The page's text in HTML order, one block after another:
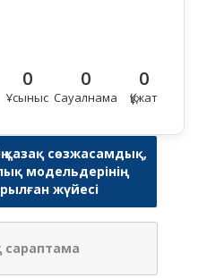
0
Ұсыныс
0
Сауалнама
0
Құжат
қазақ сөзжасамдық,
модельдерінің
жүйесі
сараптама